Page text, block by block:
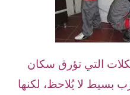
التي تؤرق سكان
بسيط لا يُلاحظ، لكنها